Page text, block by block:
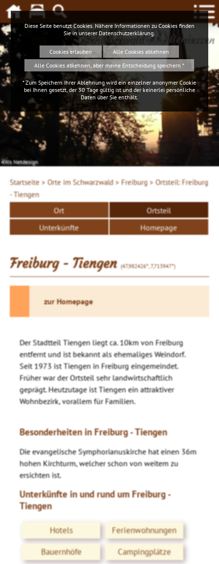
Schwarzwald Geniessen
4Ws Netdesign
Startseite > Orte im Schwarzwald > Freiburg >Ortsteil: Freiburg
- Tiengen
Ort
Ortsteil
Unterkünfte
Homepage
Freiburg - Tiengen(47,982426°, 7,713947°)
zur Homepage
Der Stadtteil Tiengen liegt ca. 10km von Freiburg
entfernt und ist bekannt als ehemaliges Weindorf.
Seit 1973 ist Tiengen in Freiburg eingemeindet.
Früher war der Ortsteil sehr landwirtschaftlich
geprägt. Heutzutage ist Tiengen ein attraktiver
Wohnbezirk, vorallem für Familien.
Besonderheiten in Freiburg - Tiengen
Die evangelische Symphorianuskirche hat einen 36m
hohen Kirchturm, welcher schon von weitem zu
ersichten ist.
Unterkünfte in und rund um Freiburg -
Tiengen
Hotels
Ferienwohnungen
Bauernhöfe
Campingplätze
Diese Seite benutzt Cookies. Nähere Informationen zu Cookies finden
Sie in unserer Datenschutzerklärung
Cookies erlauben
Alle Cookies ablehnen
Alle Cookies ablehnen, aber meine Entscheidung speichern *
* Zum Speichern Ihrer Ablehnung wird ein einzelner anonymer Cookie
bei Ihnen gesetzt, der 30 Tage gültig ist und der keinerlei persönliche
Daten über Sie enthält.